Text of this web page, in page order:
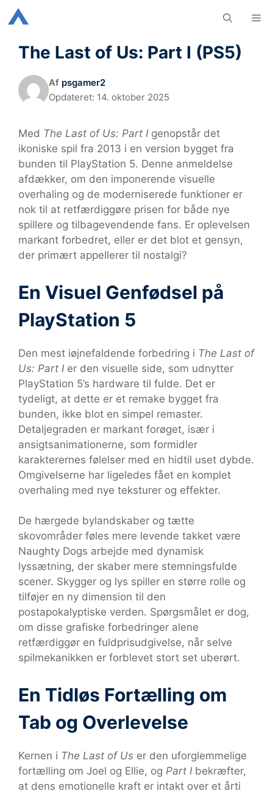
Hop
The Last of Us: Part I (PS5)
Af psgamer2
Opdateret: 14. oktober 2025
Med The Last of Us: Part I genopstår det
ikoniske spil fra 2013 i en version bygget fra
bunden til PlayStation 5. Denne anmeldelse
afdækker, om den imponerende visuelle
overhaling og de moderniserede funktioner er
nok til at retfærdiggøre prisen for både nye
spillere og tilbagevendende fans. Er oplevelsen
markant forbedret, eller er det blot et gensyn,
der primært appellerer til nostalgi?
En Visuel Genfødsel på
PlayStation 5
Den mest iøjnefaldende forbedring i The Last of
Us: Part I er den visuelle side, som udnytter
PlayStation 5’s hardware til fulde. Det er
tydeligt, at dette er et remake bygget fra
bunden, ikke blot en simpel remaster.
Detaljegraden er markant forøget, især i
ansigtsanimationerne, som formidler
karakterernes følelser med en hidtil uset dybde.
Omgivelserne har ligeledes fået en komplet
overhaling med nye teksturer og effekter.
De hærgede bylandskaber og tætte
skovområder føles mere levende takket være
Naughty Dogs arbejde med dynamisk
lyssætning, der skaber mere stemningsfulde
scener. Skygger og lys spiller en større rolle og
tilføjer en ny dimension til den
postapokalyptiske verden. Spørgsmålet er dog,
om disse grafiske forbedringer alene
retfærdiggør en fuldprisudgivelse, når selve
spilmekanikken er forblevet stort set uberørt.
En Tidløs Fortælling om
Tab og Overlevelse
Kernen i The Last of Us er den uforglemmelige
fortælling om Joel og Ellie, og Part I bekræfter,
at dens emotionelle kraft er intakt over et årti